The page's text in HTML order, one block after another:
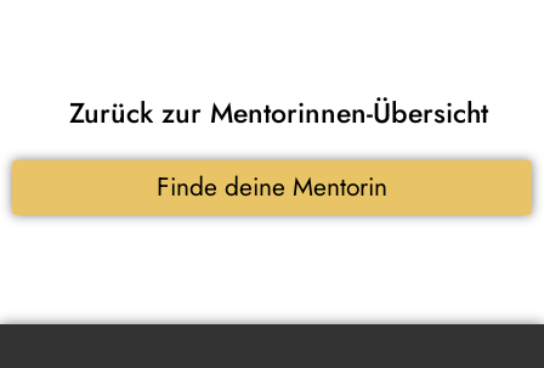
Zurück zur Mentorinnen-Übersicht
Finde deine Mentorin